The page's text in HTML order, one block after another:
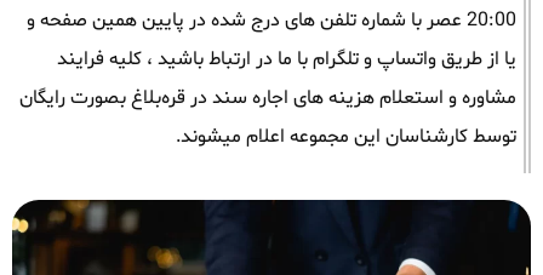
20:00 عصر با شماره تلفن های درج شده در پایین همین صفحه و
یا از طریق واتساپ و تلگرام با ما در ارتباط باشید ، کلیه فرایند
مشاوره و استعلام هزینه های اجاره سند در قره‌بلاغ بصورت رایگان
توسط کارشناسان این مجموعه اعلام میشوند.